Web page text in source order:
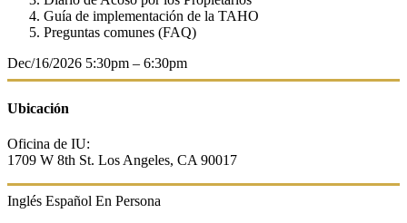
Dec/16/2026 5:30pm – 6:30pm
Ubicación
Oficina de IU:
1709 W 8th St. Los Angeles, CA 90017
Inglés Español En Persona
Guía de implementación de la TAHO
Preguntas comunes (FAQ)